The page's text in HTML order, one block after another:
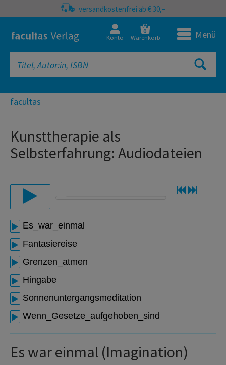
versandkostenfrei ab € 30,–
Konto
0
Warenkorb Menü
facultas
Kunsttherapie als
Selbsterfahrung: Audiodateien
Es_war_einmal
Fantasiereise
Grenzen_atmen
Hingabe
Sonnenuntergangsmeditation
Wenn_Gesetze_aufgehoben_sind
Es war einmal (Imagination)